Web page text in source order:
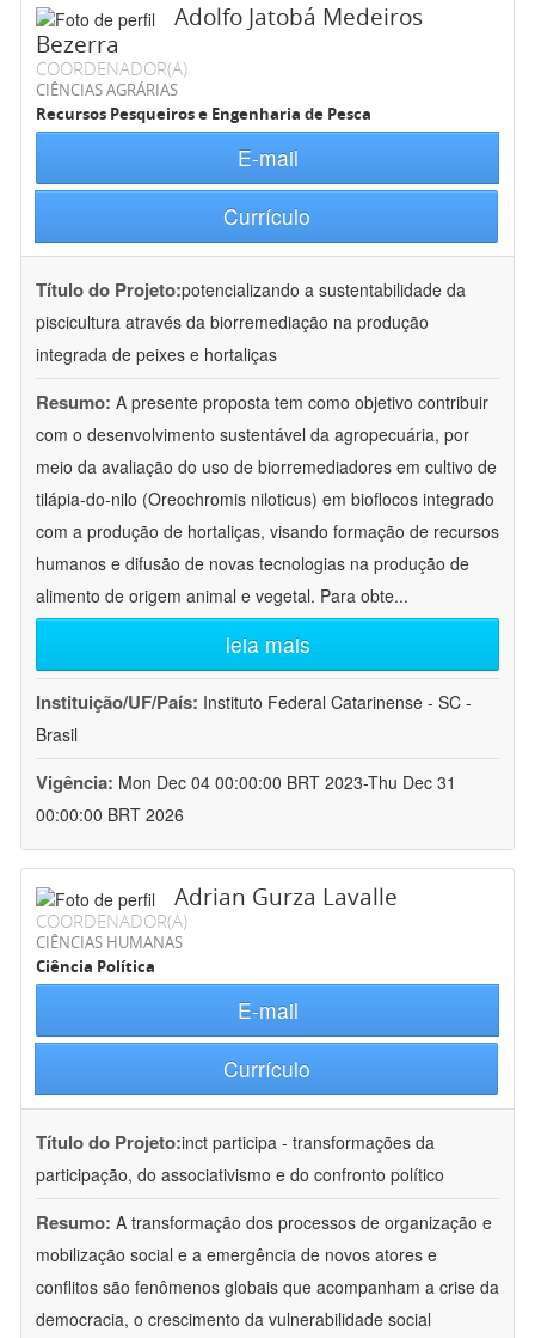
Adolfo Jatobá Medeiros
Bezerra
COORDENADOR(A)
CIÊNCIAS AGRÁRIAS
Recursos Pesqueiros e Engenharia de Pesca
E-mail
Currículo
Título do Projeto:potencializando a sustentabilidade da
piscicultura através da biorremediação na produção
integrada de peixes e hortaliças
Resumo: A presente proposta tem como objetivo contribuir
com o desenvolvimento sustentável da agropecuária, por
meio da avaliação do uso de biorremediadores em cultivo de
tilápia-do-nilo (Oreochromis niloticus) em bioflocos integrado
com a produção de hortaliças, visando formação de recursos
humanos e difusão de novas tecnologias na produção de
alimento de origem animal e vegetal. Para obte...
leia mais
Instituição/UF/País: Instituto Federal Catarinense - SC -
Brasil
Vigência: Mon Dec 04 00:00:00 BRT 2023-Thu Dec 31
00:00:00 BRT 2026
Adrian Gurza Lavalle
COORDENADOR(A)
CIÊNCIAS HUMANAS
Ciência Política
E-mail
Currículo
Título do Projeto:inct participa - transformações da
participação, do associativismo e do confronto político
Resumo: A transformação dos processos de organização e
mobilização social e a emergência de novos atores e
conflitos são fenômenos globais que acompanham a crise da
democracia, o crescimento da vulnerabilidade social